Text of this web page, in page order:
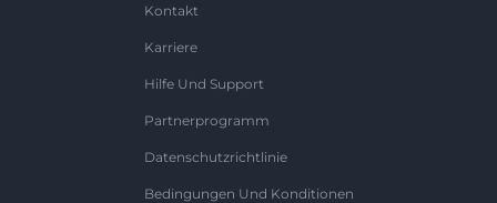
Kontakt
Karriere
Hilfe Und Support
Partnerprogramm
Datenschutzrichtlinie
Bedingungen Und Konditionen